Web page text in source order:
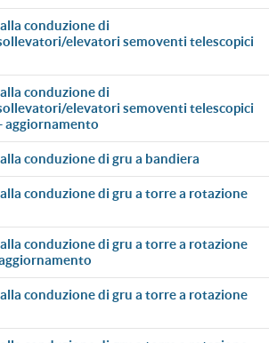
elevatori semoventi telescopici
elevatori semoventi telescopici
aggiornamento
alla conduzione di gru a bandiera